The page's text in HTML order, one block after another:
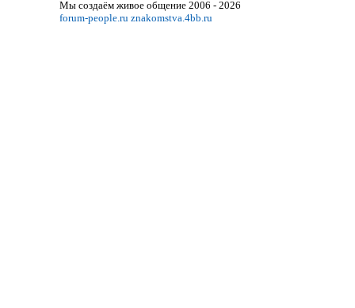
Мы создаём живое общение 2006 - 2026
forum-people.ru znakomstva.4bb.ru